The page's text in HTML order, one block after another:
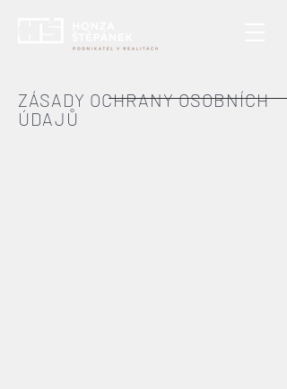
ZÁSADY OCHRANY OSOBNÍCH
ÚDAJŮ